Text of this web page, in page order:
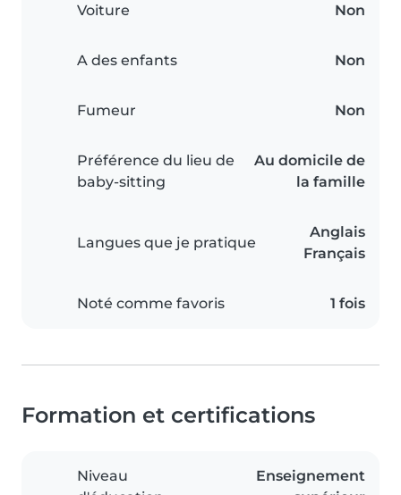
Voiture Non
A des enfants Non
Fumeur Non
Préférence du lieu de
baby-sitting
Au domicile de
la famille
Langues que je pratique
Anglais
Français
Noté comme favoris 1 fois
Formation et certifications
Niveau
Enseignement